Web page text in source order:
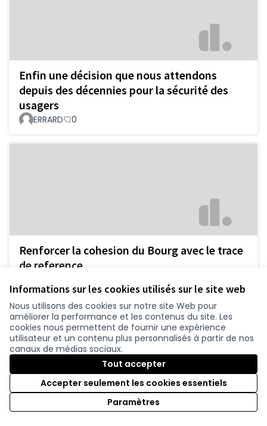
Informations sur les cookies utilisés sur le site web
Nous utilisons des cookies sur notre site Web pour
améliorer la performance et les contenus du site. Les
cookies nous permettent de fournir une expérience
utilisateur et un contenu plus personnalisés à partir de nos
canaux de médias sociaux.
Tout accepter
Accepter seulement les cookies essentiels
Paramètres
Enfin une décision que nous attendons
depuis des décennies pour la sécurité des
usagers
ERRARD 0
Renforcer la cohesion du Bourg avec le trace
de reference
Contournement Sainte Pazanne?